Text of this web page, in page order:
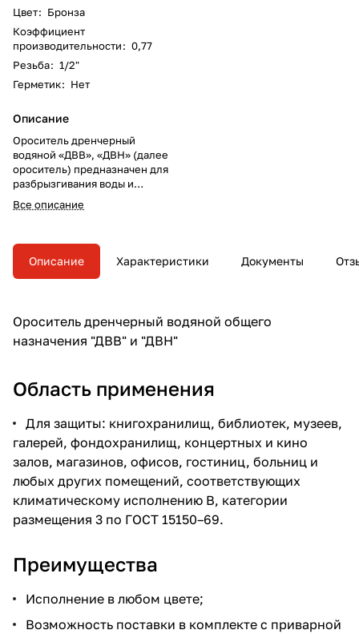
Цвет: Бронза
Коэффициент
производительности: 0,77
Резьба: 1/2"
Герметик: Нет
Описание
Ороситель дренчерный
водяной «ДВВ», «ДВН» (далее
ороситель) предназначен для
разбрызгивания воды и
распределения ее по
защищаемой площади с целью
локализации, а также для
создания водяных завес в
автоматических установках
Все описание
Описание Характеристики Документы
Ороситель дренчерный водяной общего
назначения "ДВВ" и "ДВН"
Область применения
Для защиты: книгохранилищ, библиотек, музеев,
галерей, фондохранилищ, концертных и кино
залов, магазинов, офисов, гостиниц, больниц и
любых других помещений, соответствующих
климатическому исполнению В, категории
размещения 3 по ГОСТ 15150–69.
Преимущества
Исполнение в любом цвете;
Возможность поставки в комплекте с приварной